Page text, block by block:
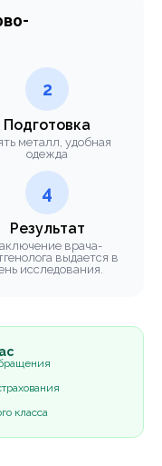
2
Подготовка
металл, удобная
одежда
4
Результат
врача-
выдается в
исследования.
класса